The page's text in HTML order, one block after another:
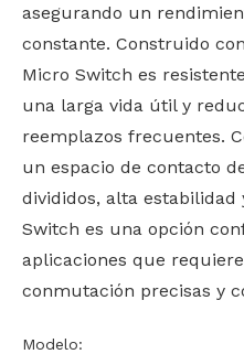
asegurando un
constante. Construido
Micro Switch es
una larga vida útil y
reemplazos frecuentes.
un espacio de contacto
divididos, alta
Switch es una opción
aplicaciones que
conmutación precisas y
Modelo: